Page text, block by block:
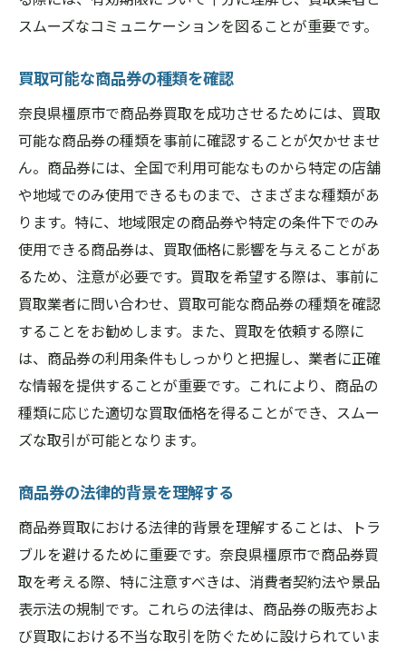
取引日を選ぶ際のポイント
地域特有の価格変動要因
奈良県での買取価格をアップするための効果的
な交渉術
交渉前に準備すべき情報
買取価格を上げるための交渉テクニック
不利な条件を避けるための交渉法
交渉時に使えるフレーズ集
よくある交渉の失敗例とその対策
交渉を成功させるための心構え
買取店スタッフの経験豊富さが取引をスムーズ
にする理由
経験豊富なスタッフの見極め方
スムーズな取引を実現するコミュニケーシ
スタッフ教育制度の重要性
良いスタッフを見つけるための質問例
スタッフの経験談から学ぶ成功の秘訣
商品券買取で避けたいトラブルとその防止策
スムーズなコミュニケーションを図ることが重要です。
買取可能な商品券の種類を確認
奈良県橿原市で商品券買取を成功させるためには、買取
可能な商品券の種類を事前に確認することが欠かせませ
ん。商品券には、全国で利用可能なものから特定の店舗
や地域でのみ使用できるものまで、さまざまな種類があ
ります。特に、地域限定の商品券や特定の条件下でのみ
使用できる商品券は、買取価格に影響を与えることがあ
るため、注意が必要です。買取を希望する際は、事前に
買取業者に問い合わせ、買取可能な商品券の種類を確認
することをお勧めします。また、買取を依頼する際に
は、商品券の利用条件もしっかりと把握し、業者に正確
な情報を提供することが重要です。これにより、商品の
種類に応じた適切な買取価格を得ることができ、スムー
ズな取引が可能となります。
商品券の法律的背景を理解する
商品券買取における法律的背景を理解することは、トラ
ブルを避けるために重要です。奈良県橿原市で商品券買
取を考える際、特に注意すべきは、消費者契約法や景品
表示法の規制です。これらの法律は、商品券の販売およ
び買取における不当な取引を防ぐために設けられていま